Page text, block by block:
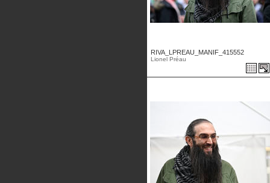
RIVA_LPREAU_MANIF_415552
Lionel Préau